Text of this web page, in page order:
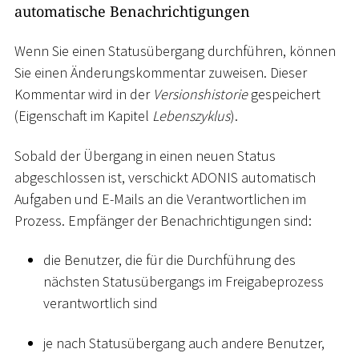
automatische Benachrichtigungen
Wenn Sie einen Statusübergang durchführen, können
Sie einen Änderungskommentar zuweisen. Dieser
Kommentar wird in der Versionshistoriegespeichert
(Eigenschaft im Kapitel Lebenszyklus).
Sobald der Übergang in einen neuen Status
abgeschlossen ist, verschickt ADONIS automatisch
Aufgaben und E-Mails an die Verantwortlichen im
Prozess. Empfänger der Benachrichtigungen sind:
die Benutzer, die für die Durchführung des
nächsten Statusübergangs im Freigabeprozess
verantwortlich sind
je nach Statusübergang auch andere Benutzer,